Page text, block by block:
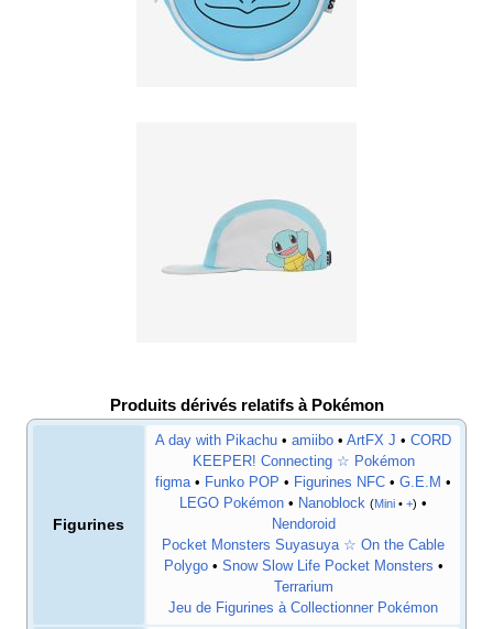
Produits dérivés relatifs à Pokémon
Figurines
A day with Pikachu • amiibo • ArtFX J • CORD
KEEPER! Connecting ☆ Pokémon
figma• Funko POP • Figurines NFC • G.E.M •
LEGO Pokémon • Nanoblock (Mini • +) •
Nendoroid
Pocket Monsters Suyasuya ☆ On the Cable
Polygo• Snow Slow Life Pocket Monsters •
Terrarium
Jeu de Figurines à Collectionner Pokémon